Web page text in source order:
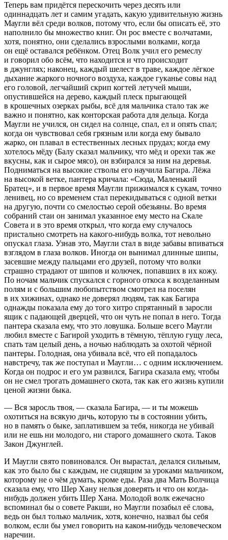
Теперь вам придётся перескочить через десять или
одиннадцать лет и самим угадать, какую удивительную жизнь
Маугли вёл среди волков, потому что, если бы описать её, это
наполнило бы множество книг. Он рос вместе с волчатами,
хотя, понятно, они сделались взрослыми волками, когда
он ещё оставался ребёнком. Отец Волк учил его ремеслу
и говорил обо всём, что находится и что происходит
в джунглях; наконец, каждый шелест в траве, каждое лёгкое
дыхание жаркого ночного воздуха, каждое гуканье совы над
его головой, легчайший скрип когтей летучей мыши,
опустившейся на дерево, каждый плеск прыгающей
в крошечных озерках рыбы, всё для мальчика стало так же
важно и понятно, как конторская работа для дельца. Когда
Маугли не учился, он сидел на солнце, спал, ел и опять спал;
когда он чувствовал себя грязным или когда ему бывало
жарко, он плавал в естественных лесных прудах; когда ему
хотелось мёду (Балу сказал мальчику, что мёд и орехи так же
вкусны, как и сырое мясо), он взбирался за ним на деревья.
Подниматься на высокие стволы его научила Багира. Лёжа
на высокой ветке, пантера кричала: «Сюда, Маленький
Братец», и в первое время Маугли прижимался к сукам, точно
ленивец, но со временем стал перекидываться с одной ветки
на другую, почти со смелостью серой обезьяны. Во время
собраний стаи он занимал указанное ему место на Скале
Совета и в это время открыл, что когда ему случалось
пристально смотреть на какого-нибудь волка, тот невольно
опускал глаза. Узнав это, Маугли стал в виде забавы впиваться
взглядом в глаза волков. Иногда он вынимал длинные шипы,
засевшие между пальцами его друзей, потому что волки
страшно страдают от шипов и колючек, попавших в их кожу.
По ночам мальчик спускался с горного откоса к возделанным
полям и с большим любопытством смотрел на поселян
в их хижинах, однако не доверял людям, так как Багира
однажды показала ему до того хитро спрятанный в заросли
ящик с падающей дверцей, что он чуть не попал в него. Тогда
пантера сказала ему, что это ловушка. Больше всего Маугли
любил вместе с Багирой уходить в тёмную, тёплую гущу леса,
спать там целый день, а ночью наблюдать за охотой чёрной
пантеры. Голодная, она убивала всё, что ей попадалось
навстречу, так же поступал и Маугли… с одним исключением.
Когда он подрос и его ум развился, Багира сказала ему, чтобы
он не смел трогать домашнего скота, так как его жизнь купили
ценой жизни быка.
— Вся заросль твоя, — сказала Багира, — и ты можешь
охотиться на всякую дичь, которую ты в состоянии убить,
но в память о быке, заплатившем за тебя, никогда не убивай
или не ешь ни молодого, ни старого домашнего скота. Таков
Закон Джунглей.
И Маугли свято повиновался. Он вырастал, делался сильным,
как это было бы с каждым, не сидящим за уроками мальчиком,
которому не о чём думать, кроме еды. Раза два Мать Волчица
сказала ему, что Шер Хану нельзя доверять и что он когда-
нибудь должен убить Шер Хана. Молодой волк ежечасно
вспоминал бы о совете Ракши, но Маугли позабыл её слова,
ведь он был только мальчик, хотя, конечно, назвал бы себя
волком, если бы умел говорить на каком-нибудь человеческом
наречии.